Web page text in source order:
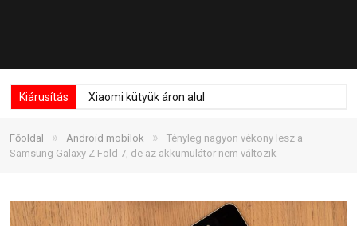
Kiárusítás Xiaomi kütyük áron alul
Főoldal » Android mobilok »
Tényleg nagyon vékony lesz a
Samsung Galaxy Z Fold 7, de az akkumulátor nem változik